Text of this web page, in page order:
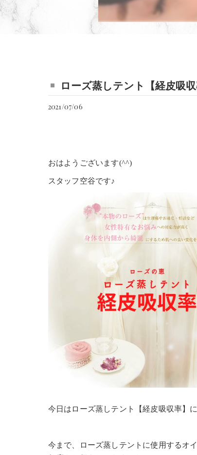
ローズ蒸しテント【経皮吸収
2021/07/06
おはようございます(^^)
スタッフ空谷です♪
今日はローズ蒸しテント【経皮吸収率】
今まで、ローズ蒸しテントに使用するオ